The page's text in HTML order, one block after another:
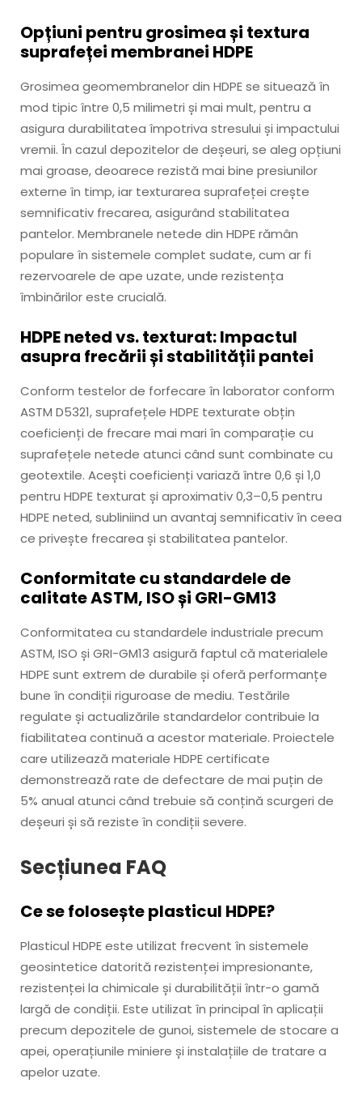
Opțiuni pentru grosimea și textura
suprafeței membranei HDPE
Grosimea geomembranelor din HDPE se situează în
mod tipic între 0,5 milimetri și mai mult, pentru a
asigura durabilitatea împotriva stresului și impactului
vremii. În cazul depozitelor de deșeuri, se aleg opțiuni
mai groase, deoarece rezistă mai bine presiunilor
externe în timp, iar texturarea suprafeței crește
semnificativ frecarea, asigurând stabilitatea
pantelor. Membranele netede din HDPE rămân
populare în sistemele complet sudate, cum ar fi
rezervoarele de ape uzate, unde rezistența
îmbinărilor este crucială.
HDPE neted vs. texturat: Impactul
asupra frecării și stabilității pantei
Conform testelor de forfecare în laborator conform
ASTM D5321, suprafețele HDPE texturate obțin
coeficienți de frecare mai mari în comparație cu
suprafețele netede atunci când sunt combinate cu
geotextile. Acești coeficienți variază între 0,6 și 1,0
pentru HDPE texturat și aproximativ 0,3–0,5 pentru
HDPE neted, subliniind un avantaj semnificativ în ceea
ce privește frecarea și stabilitatea pantelor.
Conformitate cu standardele de
calitate ASTM, ISO și GRI-GM13
Conformitatea cu standardele industriale precum
ASTM, ISO și GRI-GM13 asigură faptul că materialele
HDPE sunt extrem de durabile și oferă performanțe
bune în condiții riguroase de mediu. Testările
regulate și actualizările standardelor contribuie la
fiabilitatea continuă a acestor materiale. Proiectele
care utilizează materiale HDPE certificate
demonstrează rate de defectare de mai puțin de
5% anual atunci când trebuie să conțină scurgeri de
deșeuri și să reziste în condiții severe.
Secțiunea FAQ
Ce se folosește plasticul HDPE?
Plasticul HDPE este utilizat frecvent în sistemele
geosintetice datorită rezistenței impresionante,
rezistenței la chimicale și durabilității într-o gamă
largă de condiții. Este utilizat în principal în aplicații
precum depozitele de gunoi, sistemele de stocare a
apei, operațiunile miniere și instalațiile de tratare a
apelor uzate.